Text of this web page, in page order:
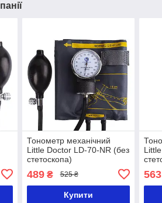
Тонометр механічний
Little Doctor LD-70-NR (без
стетоскопа)
489₴ 525 ₴
Купити
563